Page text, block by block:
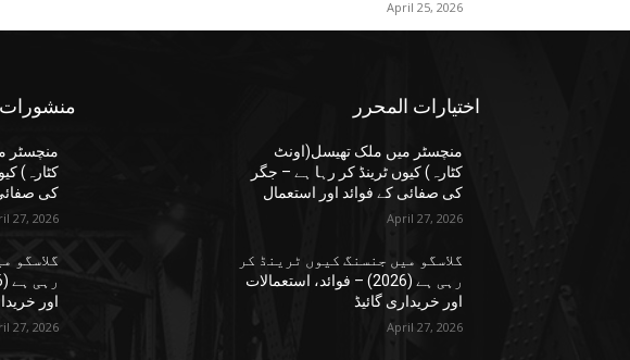
April 25, 2026
اختيارات المحرر
منچسٹر میں ملک تھیسل(اونٹ
کٹارہ) کیوں ٹرینڈ کر رہا ہے – جگر
کی صفائی کے فوائد اور استعمال
April 27, 2026
گلاسگو میں جنسنگ کیوں ٹرینڈ کر
رہی ہے (2026) – فوائد، استعمالات
اور خریداری گائیڈ
April 27, 2026
منچسٹر
کٹارہ)
کی
27, 2026
گلاسگو
اور
27, 2026